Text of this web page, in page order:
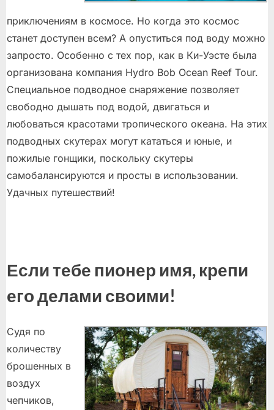
приключениям в космосе. Но когда это космос
станет доступен всем? А опуститься под воду можно
запросто. Особенно с тех пор, как в Ки-Уэсте была
организована компания Hydro Bob Ocean Reef Tour.
Специальное подводное снаряжение позволяет
свободно дышать под водой, двигаться и
любоваться красотами тропического океана. На этих
подводных скутерах могут кататься и юные, и
пожилые гонщики, поскольку скутеры
самобалансируются и просты в использовании.
Удачных путешествий!
Если тебе пионер имя, крепи
его делами своими!
Судя по
количеству
брошенных в
воздух
чепчиков,